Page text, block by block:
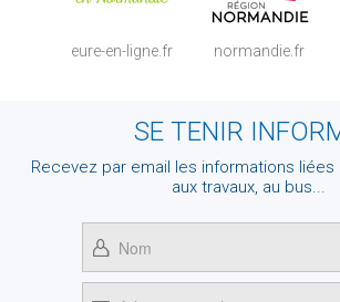
eure-en-ligne.fr normandie.fr
SE TENIR
Recevez par email les informations liées
aux travaux, au bus...